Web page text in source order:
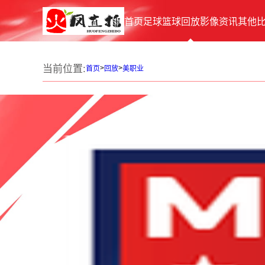
首页足球篮球回放影像资讯其他
当前位置:首页>回放>美职业